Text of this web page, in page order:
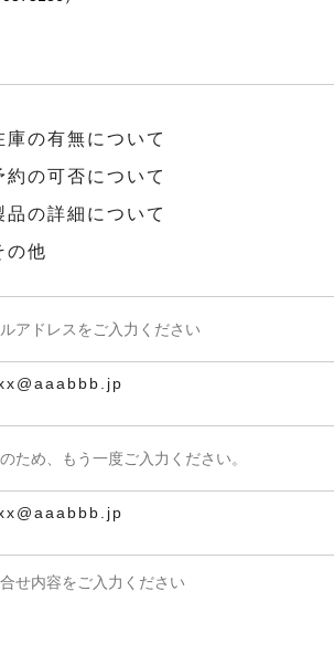
庫の有無について
約の可否について
品の詳細について
の他